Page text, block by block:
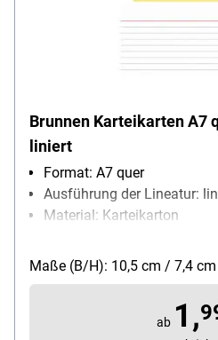
Brunnen Karteikarten A7
liniert
Format: A7 quer
Ausführung der Lineatur:
Material: Karteikarton
Packungsmenge: 100 Stück
Maße (B/H): 10,5 cm / 7,4 cm
ab 1,